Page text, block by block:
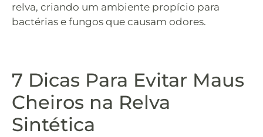
relva, criando um ambiente propício para
bactérias e fungos que causam odores.
7 Dicas Para Evitar Maus
Cheiros na Relva
Sintética